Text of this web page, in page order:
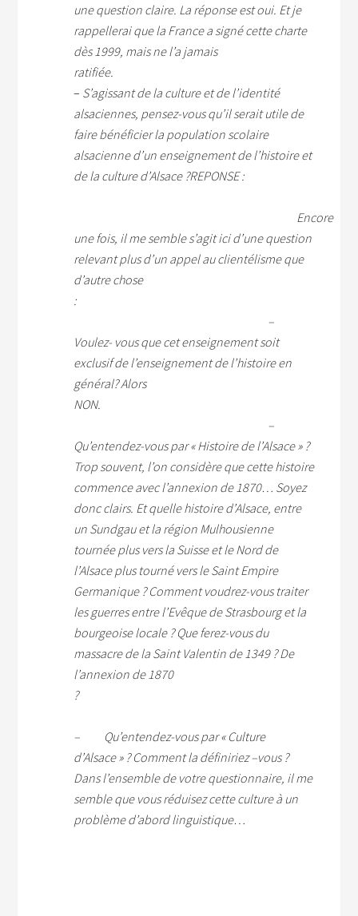
une question claire. La réponse est oui. Et je
rappellerai que la France a signé cette charte
dès 1999, mais ne l’a jamais
– S’agissant de la culture et de l’identité
alsaciennes, pensez-vous qu’il serait utile de
faire bénéficier la population scolaire
alsacienne d’un enseignement de l’histoire et
de la culture d’Alsace ?REPONSE :
Encore
une fois, il me semble s’agit ici d’une question
relevant plus d’un appel au clientélisme que
d’autre chose
–
Voulez- vous que cet enseignement soit
exclusif de l’enseignement de l’histoire en
général? Alors
–
Qu’entendez-vous par « Histoire de l’Alsace » ?
Trop souvent, l’on considère que cette histoire
commence avec l’annexion de 1870… Soyez
donc clairs. Et quelle histoire d’Alsace, entre
un Sundgau et la région Mulhousienne
tournée plus vers la Suisse et le Nord de
l’Alsace plus tourné vers le Saint Empire
Germanique ? Comment voudrez-vous traiter
les guerres entre l’Evêque de Strasbourg et la
bourgeoise locale ? Que ferez-vous du
massacre de la Saint Valentin de 1349 ? De
l’annexion de 1870
?
– Qu’entendez-vous par « Culture
d’Alsace » ? Comment la définiriez –vous ?
Dans l’ensemble de votre questionnaire, il me
semble que vous réduisez cette culture à un
problème d’abord linguistique…